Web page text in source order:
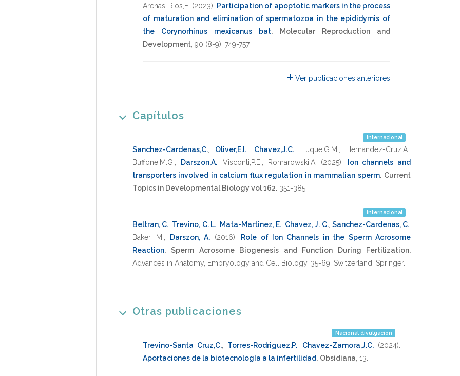
Arenas-Rios,E. (2023)
Participation of apoptotic markers in the process
of maturation and elimination of spermatozoa in the epididymis of
the Corynorhinus mexicanus bat.
Molecular Reproduction and
Development 90 (8-9), 749-757.
Ver publicaciones anteriores
Capítulos
Internacional
Sanchez-Cardenas,C. Oliver,E.I. Chavez,J.C., Luque,G.M. Hernandez-Cruz,A.
Buffone,M.G.
Darszon,A.,Visconti,P.E. Romarowski,A. (2025)
Ion channels and
transporters involved in calcium flux regulation in mammalian sperm. Current
Topics in Developmental Biology vol 162. 351-385
Internacional
Beltran, C. Trevino, C. L., Mata-Martinez, E. Chavez, J. C., Sanchez-Cardenas, C.
Baker, M.
Darszon, A. (2016)
Role of Ion Channels in the Sperm Acrosome
Reaction.
Sperm Acrosome Biogenesis and Function During Fertilization.
Advances in Anatomy, Embryology and Cell Biology 35-69 Switzerland: Springer.
Otras publicaciones
Nacional divulgacion
Trevino-Santa Cruz,C., Torres-Rodriguez,P., Chavez-Zamora,J.C. (2024)
Aportaciones de la biotecnología a la infertilidad. Obsidiana 13